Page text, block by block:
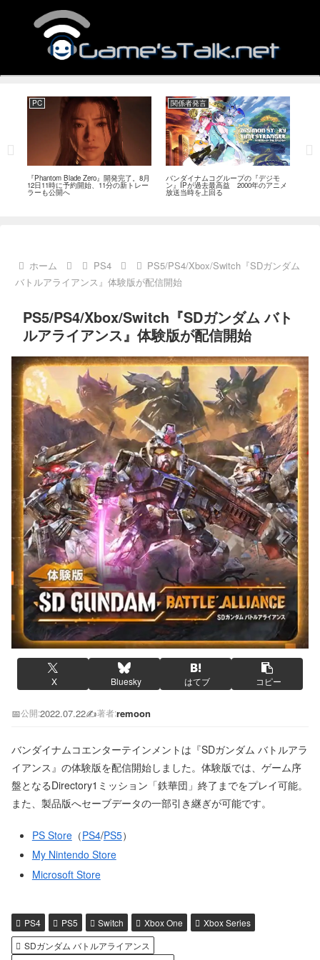
PC
『Phantom Blade Zero』開発完了。8月
12日11時に予約開始、11分の新トレー
ラーも公開へ
関係者発言
バンダイナムコグループの『デジモ
ン』IPが過去最高益 2000年のアニメ
放送当時を上回る
ホーム PS4
PS5/PS4/Xbox/Switch『SDガンダム
バトルアライアンス』体験版が配信開始
PS5/PS4/Xbox/Switch『SDガンダム バト
ルアライアンス』体験版が配信開始
X Bluesky はてブ コピー
📅公開:2022.07.22✍️著者:remoon
バンダイナムコエンターテインメントは『SDガンダム バトルアラ
イアンス』の体験版を配信開始しました。体験版では、ゲーム序
盤となるDirectory1ミッション「鉄華団」終了までをプレイ可能。
また、製品版へセーブデータの一部引き継ぎが可能です。
PS Store（PS4/PS5）
My Nintendo Store
Microsoft Store
PS4 PS5 Switch Xbox One
Xbox Series
SDガンダム バトルアライアンス